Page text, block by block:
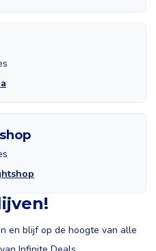
en blijf op de hoogte van alle